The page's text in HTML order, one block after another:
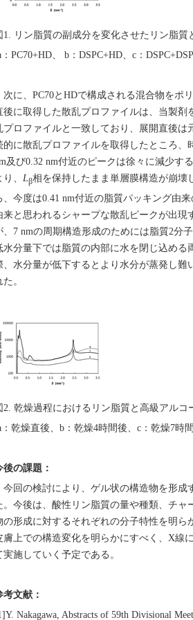
1. リン脂質の副成分を変化させたリン脂
：PC70+HD、 b：DSPC+HD、c：
に、PC70とHDで構成される混合物をポ
後に取得した散乱プロファイルは、当製
プロファイルと一致しており、展開直後
的に散乱プロファイルを取得したところ、
及び0.32 nm付近のピークは徐々に減少す
、 Lβ相を保持したまま単層膜構造が崩壊
、今度は0.41 nm付近の脂質パッキング由
来と思われるシャープな散乱ピークが出現
、7 nmの周期構造形成のためには脂質2分
水分量下では脂質の内部に水を閉じ込め
、水分量が低下するとより水分が蒸発し難
。
2. 乾燥過程におけるリン脂質と高級アル
：乾燥直後、b：乾燥4時間後、c：乾燥7時
後の課題：
回の検討により、ゲル状の構造物を形成
。今後は、酸性リン脂質の量や種類、チ
の形成に対するそれぞれの分子特性を明
膚上での構造変化を明らかにすべく、X線
実施していく予定である。
考文献：
Nakagawa, Abstracts of 59th Divisional